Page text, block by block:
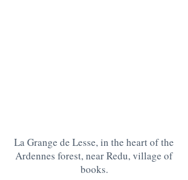
La Grange de Lesse, in the heart of the
Ardennes forest, near Redu, village of
books.